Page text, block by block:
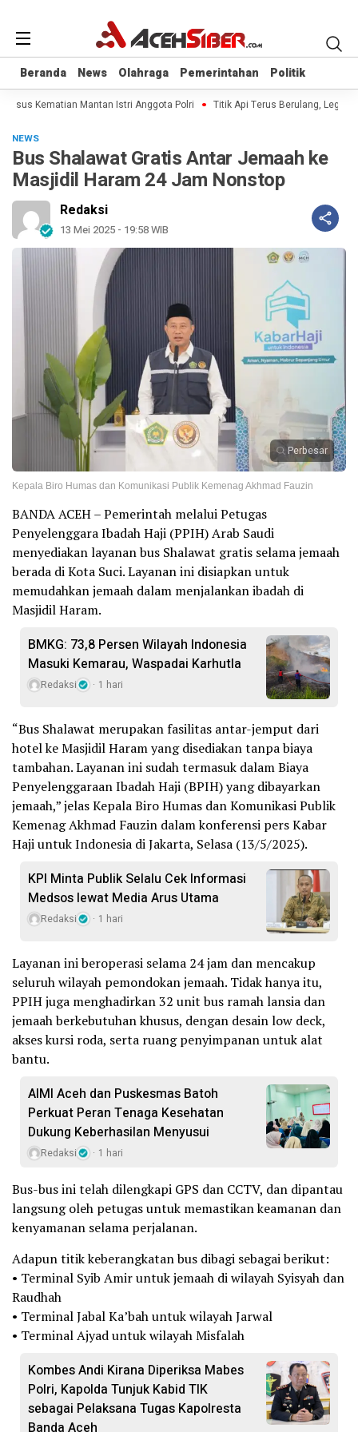
Beranda News Olahraga Pemerintahan Politik
Beranda News Olahraga Pemerintahan Politik
Kematian Mantan Istri Anggota Polri Titik Api Terus Berulang,
NEWS
Bus Shalawat Gratis Antar Jemaah ke
Masjidil Haram 24 Jam Nonstop
Redaksi
13 Mei 2025 - 19:58 WIB
Perbesar
Kepala Biro Humas dan Komunikasi Publik Kemenag Akhmad Fauzin
BANDA ACEH – Pemerintah melalui Petugas
Penyelenggara Ibadah Haji (PPIH) Arab Saudi
menyediakan layanan bus Shalawat gratis selama jemaah
berada di Kota Suci. Layanan ini disiapkan untuk
memudahkan jemaah dalam menjalankan ibadah di
Masjidil Haram.
BMKG: 73,8 Persen Wilayah Indonesia
Masuki Kemarau, Waspadai Karhutla
Redaksi 1 hari
“Bus Shalawat merupakan fasilitas antar-jemput dari
hotel ke Masjidil Haram yang disediakan tanpa biaya
tambahan. Layanan ini sudah termasuk dalam Biaya
Penyelenggaraan Ibadah Haji (BPIH) yang dibayarkan
jemaah,” jelas Kepala Biro Humas dan Komunikasi Publik
Kemenag Akhmad Fauzin dalam konferensi pers Kabar
Haji untuk Indonesia di Jakarta, Selasa (13/5/2025).
KPI Minta Publik Selalu Cek Informasi
Medsos lewat Media Arus Utama
Redaksi 1 hari
Layanan ini beroperasi selama 24 jam dan mencakup
seluruh wilayah pemondokan jemaah. Tidak hanya itu,
PPIH juga menghadirkan 32 unit bus ramah lansia dan
jemaah berkebutuhan khusus, dengan desain low deck,
akses kursi roda, serta ruang penyimpanan untuk alat
bantu.
AIMI Aceh dan Puskesmas Batoh
Perkuat Peran Tenaga Kesehatan
Dukung Keberhasilan Menyusui
Redaksi 1 hari
Bus-bus ini telah dilengkapi GPS dan CCTV, dan dipantau
langsung oleh petugas untuk memastikan keamanan dan
kenyamanan selama perjalanan.
Adapun titik keberangkatan bus dibagi sebagai berikut:
• Terminal Syib Amir untuk jemaah di wilayah Syisyah dan
Raudhah
• Terminal Jabal Ka’bah untuk wilayah Jarwal
• Terminal Ajyad untuk wilayah Misfalah
Kombes Andi Kirana Diperiksa Mabes
Polri, Kapolda Tunjuk Kabid TIK
sebagai Pelaksana Tugas Kapolresta
Banda Aceh